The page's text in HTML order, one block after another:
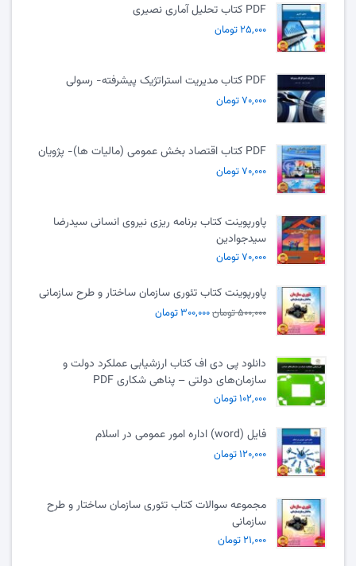
PDF کتاب تحلیل آماری نصیری
۲۵,۰۰۰ تومان
PDF کتاب مدیریت استراتژیک پیشرفته- رسولی
۷۰,۰۰۰ تومان
PDF کتاب اقتصاد بخش عمومی (مالیات ها)- پژویان
۷۰,۰۰۰ تومان
پاورپوینت کتاب برنامه ریزی نیروی انسانی سیدرضا
سیدجوادین
۷۰,۰۰۰ تومان
پاورپوینت کتاب تئوری سازمان ساختار و طرح سازمانی
۵۰۰,۰۰۰ تومان ۳۰۰,۰۰۰ تومان
دانلود پی دی اف کتاب ارزشیابی عملکرد دولت و
سازمان‌های دولتی – پناهی شکاری PDF
۱۰۲,۰۰۰ تومان
فایل (word) اداره امور عمومی در اسلام
۱۲۰,۰۰۰ تومان
مجموعه سوالات کتاب تئوری سازمان ساختار و طرح
سازمانی
۲۱,۰۰۰ تومان